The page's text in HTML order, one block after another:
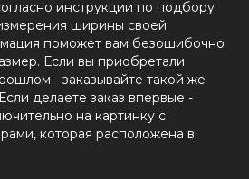
инструкции по подбору
ширины своей
поможет вам безошибочно
Если вы приобретали
- заказывайте такой же
делаете заказ впервые -
на картинку с
которая расположена в